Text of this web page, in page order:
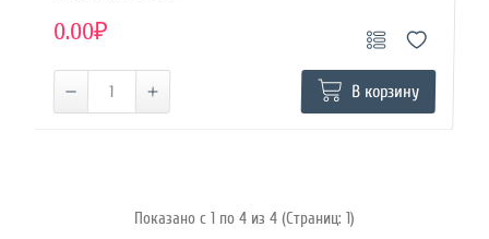
0.00₽
В корзину
Показано с 1 по 4 из 4 (Страниц: 1)